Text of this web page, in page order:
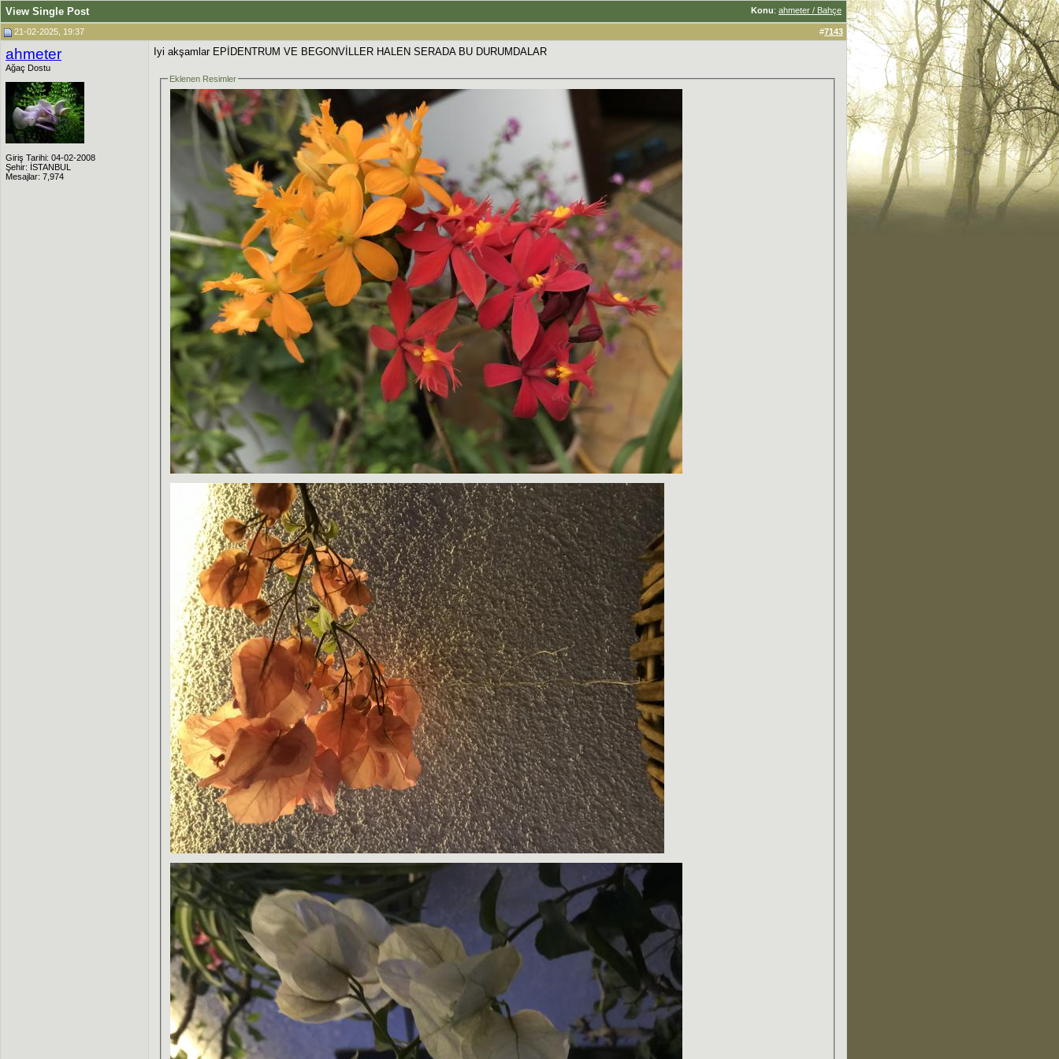
Konu: ahmeter / Bahçe
View Single Post
21-02-2025, 19:37 #7143
ahmeter
Ağaç Dostu
Giriş Tarihi: 04-02-2008
Şehir: İSTANBUL
Mesajlar: 7,974
Iyi akşamlar EPİDENTRUM VE BEGONVİLLER HALEN SERADA BU DURUMDALAR
Eklenen Resimler